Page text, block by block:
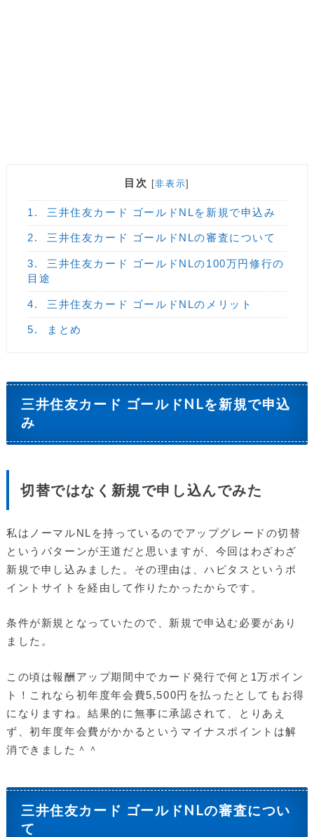
目次 [非表示]
1. 三井住友カード ゴールドNLを新規で申込み
2. 三井住友カード ゴールドNLの審査について
3.
三井住友カード ゴールドNLの100万円修行の
目途
4. 三井住友カード ゴールドNLのメリット
5. まとめ
三井住友カード ゴールドNLを新規で申込
み
切替ではなく新規で申し込んでみた
私はノーマルNLを持っているのでアップグレードの切替
というパターンが王道だと思いますが、今回はわざわざ
新規で申し込みました。その理由は、ハピタスというポ
イントサイトを経由して作りたかったからです。
条件が新規となっていたので、新規で申込む必要があり
ました。
この頃は報酬アップ期間中でカード発行で何と1万ポイン
ト！これなら初年度年会費5,500円を払ったとしてもお得
になりますね。結果的に無事に承認されて、とりあえ
ず、初年度年会費がかかるというマイナスポイントは解
消できました＾＾
三井住友カード ゴールドNLの審査につい
て